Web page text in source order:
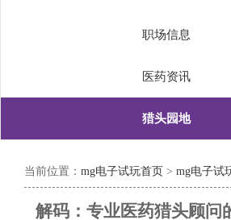
职场信息
医药资讯
猎头园地
当前位置： mg电子试玩首页 > mg电子试
解码：专业医药猎头顾